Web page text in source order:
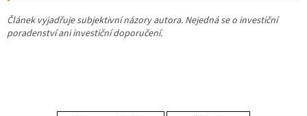
Článek vyjadřuje subjektivní názory autora. Nejedná se o investiční
poradenství ani investiční doporučení.